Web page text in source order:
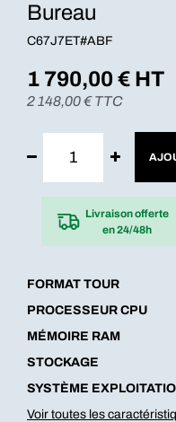
Bureau
C67J7ET#ABF
1 790,00€ HT
2 148,00€ TTC
Livraison offerte
en 24/48h
FORMAT TOUR
PROCESSEUR CPU
MÉMOIRE RAM
STOCKAGE
SYSTÈME
Voir toutes les